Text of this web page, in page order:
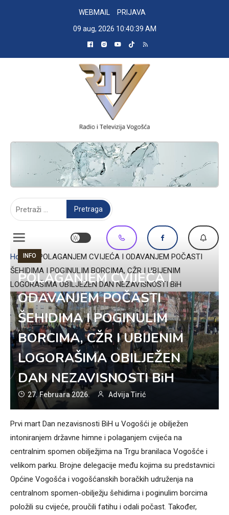
WEBMAIL
PRIJAVA
09 aug, 2026 10:40:39 AM
RADIO TELEVIZIJA VOGOŠĆA
Home»
POLAGANJEM CVIJEĆA I ODAVANJEM POČASTI
ŠEHIDIMA I POGINULIM BORCIMA, CŽR I UBIJENIM
LOGORAŠIMA OBILJEŽEN DAN NEZAVISNOSTI BiH
INFO
POLAGANJEM CVIJEĆA I
ODAVANJEM POČASTI
ŠEHIDIMA I POGINULIM
BORCIMA, CŽR I UBIJENIM
LOGORAŠIMA OBILJEŽEN
DAN NEZAVISNOSTI BiH
27. Februara 2026. Advija Tirić
Prvi mart Dan nezavisnosti BiH u Vogošći je obilježen
intoniranjem državne himne i polaganjem cvijeća na
centralnim spomen obilježjima na Trgu branilaca Vogošće i
velikom parku. Brojne delegacije među kojima su predstavnici
Općine Vogošća i vogošćanskih boračkih udruženja na
centralnom spomen-obilježju šehidima i poginulim borcima
položili su cvijeće, proučili fatihu i odali počast. Također,